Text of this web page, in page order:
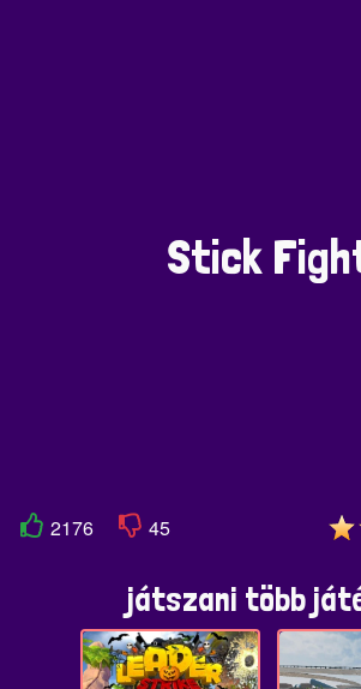
Stick
2176 45
játszani több